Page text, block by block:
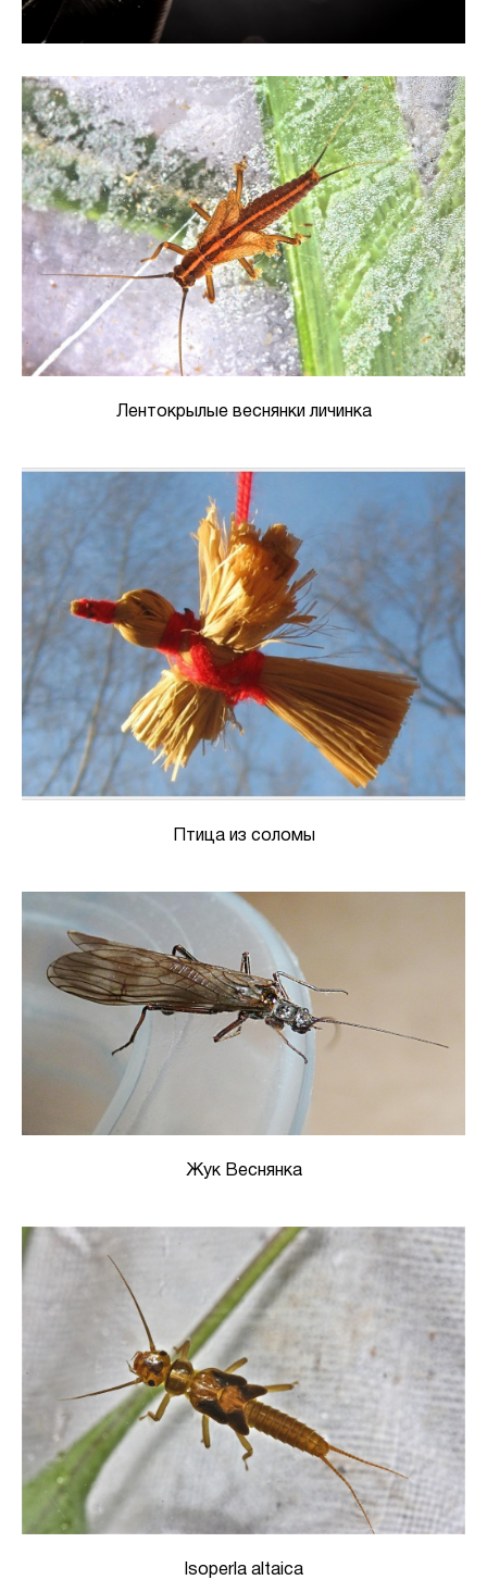
Лентокрылые веснянки личинка
Птица из соломы
Жук Веснянка
Isoperla altaica